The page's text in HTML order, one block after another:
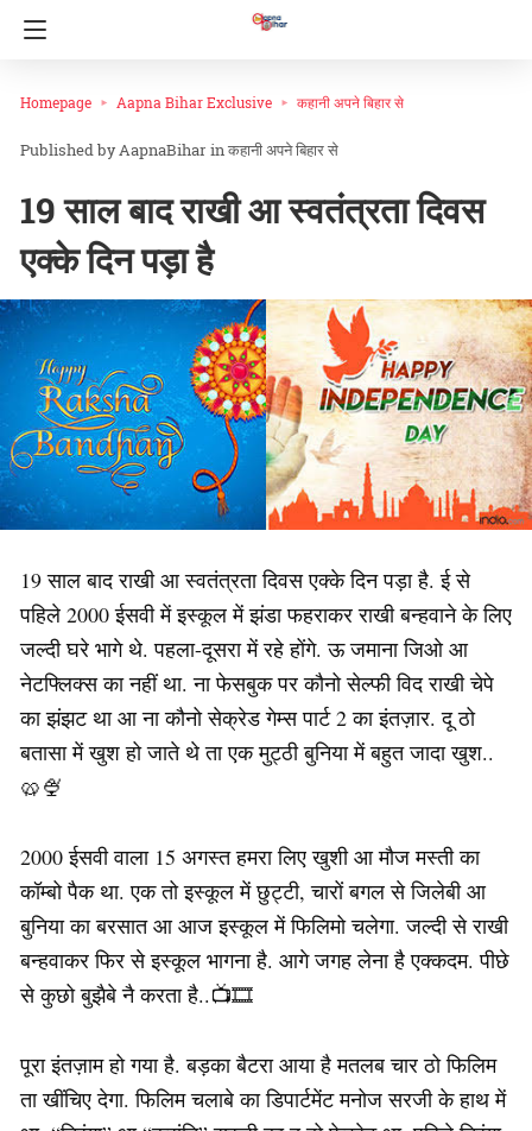
Homepage Aapna Bihar Exclusive कहानी अपने बिहार से
AapnaBihar inकहानी अपने बिहार से
19 साल बाद राखी आ स्वतंत्रता दिवस
एक्के दिन पड़ा है
19 साल बाद राखी आ स्वतंत्रता दिवस एक्के दिन पड़ा है. ई से
पहिले 2000 ईसवी में इस्कूल में झंडा फहराकर राखी बन्हवाने के लिए
जल्दी घरे भागे थे. पहला-दूसरा में रहे होंगे. ऊ जमाना जिओ आ
नेटफ्लिक्स का नहीं था. ना फेसबुक पर कौनो सेल्फी विद राखी चेपे
का झंझट था आ ना कौनो सेक्रेड गेम्स पार्ट 2 का इंतज़ार. दू ठो
बतासा में खुश हो जाते थे ता एक मुट्ठी बुनिया में बहुत जादा खुश..
🥨🍨
2000 ईसवी वाला 15 अगस्त हमरा लिए खुशी आ मौज मस्ती का
कॉम्बो पैक था. एक तो इस्कूल में छुट्टी, चारों बगल से जिलेबी आ
बुनिया का बरसात आ आज इस्कूल में फिलिमो चलेगा. जल्दी से राखी
बन्हवाकर फिर से इस्कूल भागना है. आगे जगह लेना है एक्कदम. पीछे
से कुछो बुझैबे नै करता है..📺🎞
पूरा इंतज़ाम हो गया है. बड़का बैटरा आया है मतलब चार ठो फिलिम
ता खींचिए देगा. फिलिम चलाबे का डिपार्टमेंट मनोज सरजी के हाथ में